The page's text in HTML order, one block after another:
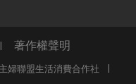
著作權聲明
婦聯盟生活消費合作社 |